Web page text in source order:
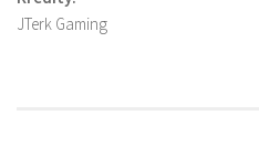
JTerk Gaming